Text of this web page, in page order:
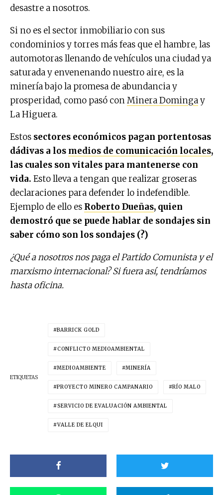
desastre a nosotros.
Si no es el sector inmobiliario con sus
condominios y torres más feas que el hambre, las
automotoras llenando de vehículos una ciudad ya
saturada y envenenando nuestro aire, es la
minería bajo la promesa de abundancia y
prosperidad, como pasó conMinera Domingay
La Higuera.
Estos sectores económicos pagan portentosas
dádivas a los medios de comunicación locales,
las cuales son vitales para mantenerse con
vida. Esto lleva a tengan que realizar groseras
declaraciones para defender lo indefendible.
Ejemplo de ello es Roberto Dueñas, quien
demostró que se puede hablar de sondajes sin
saber cómo son los sondajes (?)
¿Qué a nosotros nos paga el Partido Comunista y el
marxismo internacional? Si fuera así, tendríamos
hasta oficina.
ETIQUETAS
BARRICK GOLD
CONFLICTO MEDIOAMBIENTAL
MEDIOAMBIENTE MINERÍA
PROYECTO MINERO CAMPANARIO RÍO MALO
SERVICIO DE EVALUACIÓN AMBIENTAL
VALLE DE ELQUI